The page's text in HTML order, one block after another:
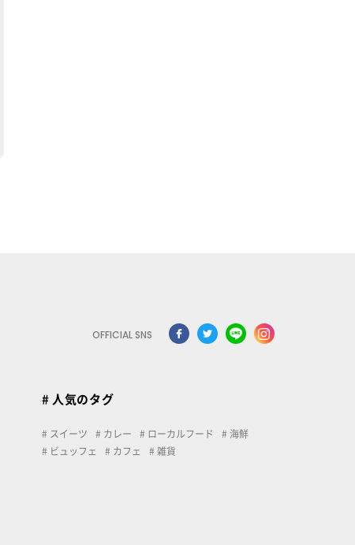
OFFICIAL SNS
# 人気のタグ
スイーツ カレー ローカルフード
海鮮
ビュッフェ
カフェ 雑貨